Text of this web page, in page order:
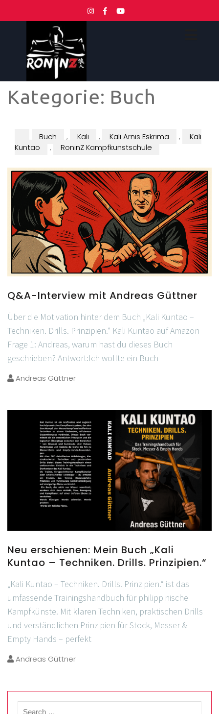
Kategorie: Buch
Buch , Kali , Kali Arnis Eskrima ,
Kali
Kuntao
, RoninZ Kampfkunstschule
Q&A-Interview mit Andreas Güttner
Über die Motivation hinter dem Buch „Kali Kuntao –
Techniken. Drills. Prinzipien.“ Kali Kuntao auf Amazon
Frage 1: Andreas, warum hast du dieses Buch
geschrieben? Antwort:Ich wollte ein Buch
Andreas Güttner
Neu erschienen: Mein Buch „Kali
Kuntao – Techniken. Drills. Prinzipien.“
„Kali Kuntao – Techniken. Drills. Prinzipien.“ ist das
umfassende Trainingshandbuch für philippinische
Kampfkünste. Mit klaren Techniken, praktischen Drills
und verständlichen Prinzipien für Stock, Messer &
Empty Hands – perfekt
Andreas Güttner